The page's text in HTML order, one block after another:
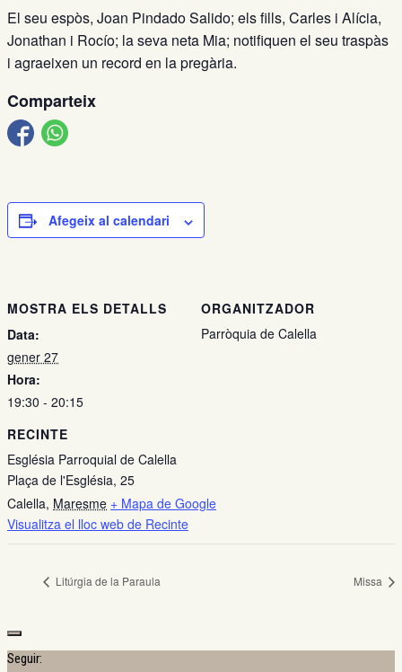
El seu espòs, Joan Pindado Salido; els fills, Carles i Alícia,
Jonathan i Rocío; la seva neta Mia; notifiquen el seu traspàs
i agraeixen un record en la pregària.
Comparteix
Afegeix al calendari
MOSTRA ELS DETALLS
Data:
gener 27
Hora:
19:30 - 20:15
RECINTE
Església Parroquial de Calella
Plaça de l'Església, 25
Calella, Maresme + Mapa de Google
Visualitza el lloc web de Recinte
ORGANITZADOR
Parròquia de Calella
Litúrgia de la Paraula Missa
Seguir: